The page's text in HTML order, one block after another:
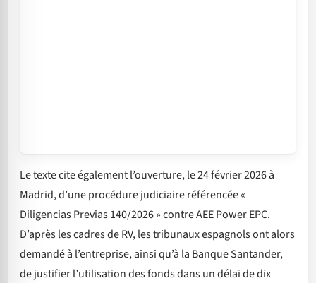
Le texte cite également l’ouverture, le 24 février 2026 à
Madrid, d’une procédure judiciaire référencée «
Diligencias Previas 140/2026 » contre AEE Power EPC.
D’après les cadres de RV, les tribunaux espagnols ont alors
demandé à l’entreprise, ainsi qu’à la Banque Santander,
de justifier l’utilisation des fonds dans un délai de dix